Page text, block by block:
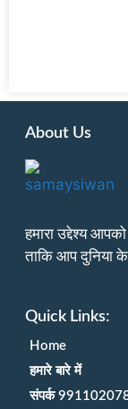
About Us
हमारा उद्देश्य
ताकि आप दुनिया
Quick Links:
Home
हमारे बारे में
संपर्क